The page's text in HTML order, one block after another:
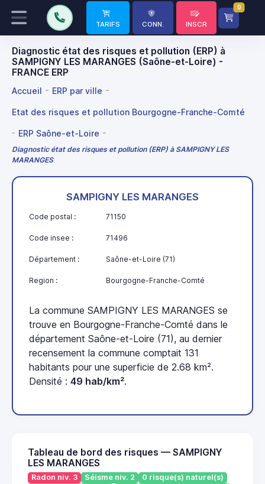
TARIFS CONN. INSCR
0
Diagnostic état des risques et pollution (ERP) à
SAMPIGNY LES MARANGES (Saône-et-Loire) -
FRANCE ERP
Accueil ERP par ville
Etat des risques et pollution Bourgogne-Franche-Comté
ERP Saône-et-Loire
Diagnostic état des risques et pollution (ERP) à SAMPIGNY LES
MARANGES
SAMPIGNY LES MARANGES
Code postal : 71150
Code insee : 71496
Département : Saône-et-Loire (71)
Region : Bourgogne-Franche-Comté
La commune SAMPIGNY LES MARANGES se
trouve en Bourgogne-Franche-Comté dans le
département Saône-et-Loire (71), au dernier
recensement la commune comptait 131
habitants pour une superficie de 2.68 km².
Densité : 49 hab/km².
Tableau de bord des risques — SAMPIGNY
LES MARANGES
Radon niv. 3 Séisme niv. 2
0 risque(s) naturel(s)